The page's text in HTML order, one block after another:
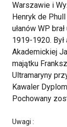
Warszawie i
Henryk de
ułanów WP
1919-1920.
Akademickiej
majątku
Ultramaryny
Kawaler
Pochowany
Uwagi :